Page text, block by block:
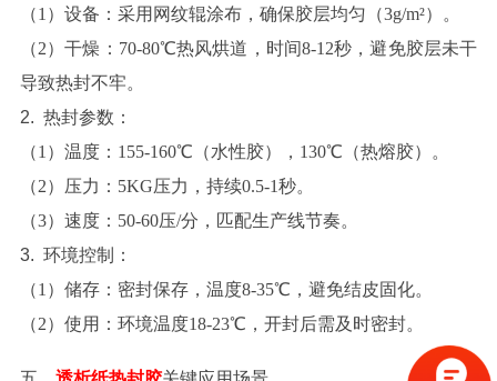
（1 ） 设备 ：采用网纹辊涂布，确保胶层均匀（3g/m²）。
（2）干燥 ： 70-80℃热风烘道，时间8-12秒，避免胶层未干
导致热封不牢。
2. 热封参数 ：
（1 ） 温度： 155-160℃（水性胶），130℃（热熔胶）。
（2） 压力 ： 5KG压力，持续0.5-1秒。
（3） 速度： 50-60压/分，匹配生产线节奏。
3. 环境控制 ：
（1 ） 储存：密封保存，温度8-35℃，避免结皮固化。
（2） 使用 ：环境温度18-23℃，开封后需及时密封。